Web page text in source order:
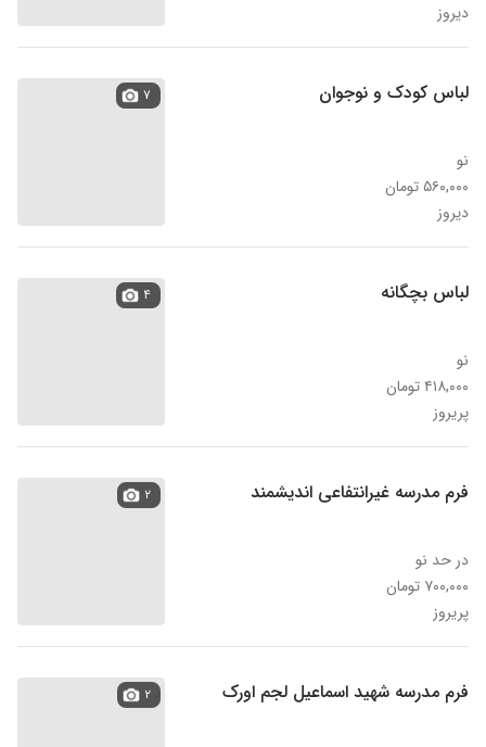
دیروز
لباس کودک و نوجوان
نو
۵۶۰,۰۰۰ تومان
دیروز
۷
لباس بچگانه
نو
۴۱۸,۰۰۰ تومان
پریروز
۴
فرم مدرسه غیرانتفاعی اندیشمند
در حد نو
۷۰۰,۰۰۰ تومان
پریروز
۲
فرم مدرسه شهید اسماعیل لجم اورک ۲